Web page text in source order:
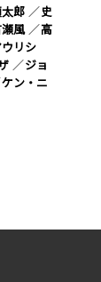
郎
史
風
高
リシ
ジョ
ケン・ニ